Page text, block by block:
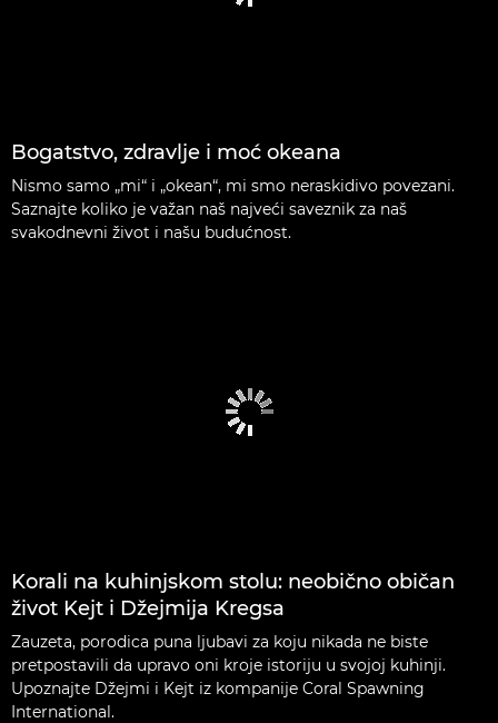
Bogatstvo, zdravlje i moć okeana
Nismo samo „mi“ i „okean“, mi smo neraskidivo povezani.
Saznajte koliko je važan naš najveći saveznik za naš
svakodnevni život i našu budućnost.
Korali na kuhinjskom stolu: neobično običan
život Kejt i Džejmija Kregsa
Zauzeta, porodica puna ljubavi za koju nikada ne biste
pretpostavili da upravo oni kroje istoriju u svojoj kuhinji.
Upoznajte Džejmi i Kejt iz kompanije Coral Spawning
International.